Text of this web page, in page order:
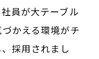
員が大テーブル
かえる環境がチ
採用されまし